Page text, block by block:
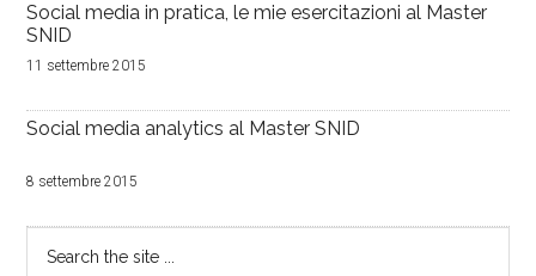
Social media in pratica, le mie esercitazioni al Master
SNID
11 settembre 2015
Social media analytics al Master SNID
8 settembre 2015